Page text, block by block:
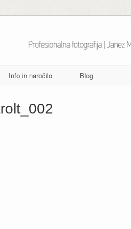
Info in naročilo Blog